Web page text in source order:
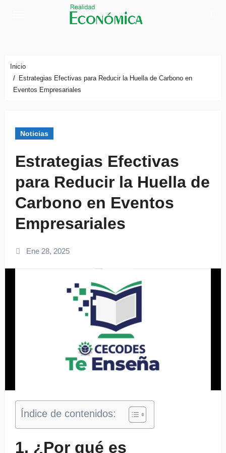
Inicio
Estrategias Efectivas para Reducir la Huella de Carbono en
Eventos Empresariales
Noticias
Estrategias Efectivas
para Reducir la Huella de
Carbono en Eventos
Empresariales
Ene 28, 2025
Índice de contenidos:
1. ¿Por qué es